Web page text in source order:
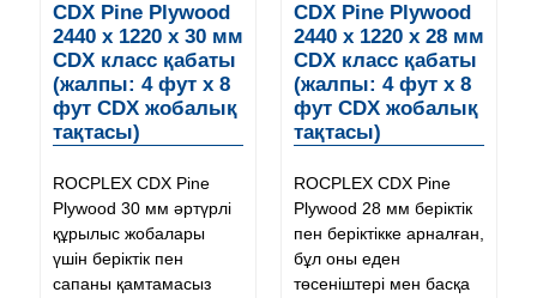
CDX Pine Plywood
2440 x 1220 x 30 мм
CDX класс қабаты
(жалпы: 4 фут x 8
фут CDX жобалық
тақтасы)
ROCPLEX CDX Pine
Plywood 30 мм әртүрлі
құрылыс жобалары
үшін беріктік пен
сапаны қамтамасыз
CDX Pine Plywood
2440 x 1220 x 28 мм
CDX класс қабаты
(жалпы: 4 фут x 8
фут CDX жобалық
тақтасы)
ROCPLEX CDX Pine
Plywood 28 мм беріктік
пен беріктікке арналған,
бұл оны еден
төсеніштері мен басқа